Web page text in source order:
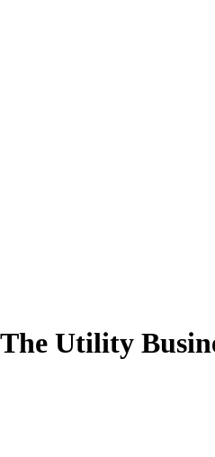
Utility